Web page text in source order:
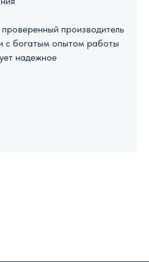
производитель
с богатым опытом работы
надежное